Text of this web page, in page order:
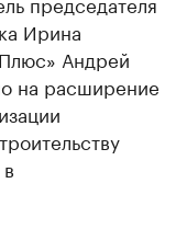
Ирина
Андрей
на расширение